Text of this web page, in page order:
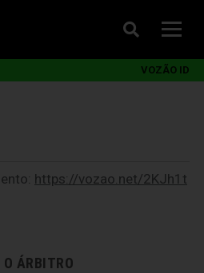
VOZÃO ID
https://vozao.net/2KJh1t
ÁRBITRO